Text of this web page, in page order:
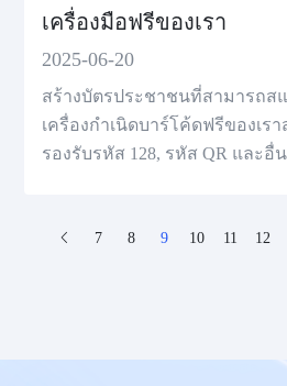
เครื่องมือฟรีของเรา
2025-06-20
สร้างบัตรประชาชนที่สามารถส
เครื่องกำเนิดบาร์โค้ดฟรีของเร
รองรับรหัส 128, รหัส QR และอื่
7 8 9 10 11 12